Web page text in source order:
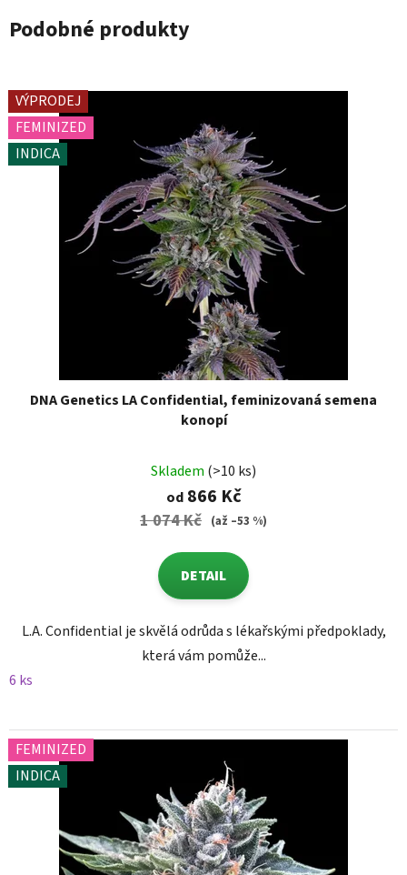
Podobné produkty
VÝPRODEJ
FEMINIZED
INDICA
DNA Genetics LA Confidential, feminizovaná semena
konopí
Skladem (>10 ks)
od866 Kč
1 074 Kč (až –53 %)
DETAIL
L.A. Confidential je skvělá odrůda s lékařskými předpoklady,
která vám pomůže...
6 ks
FEMINIZED
INDICA